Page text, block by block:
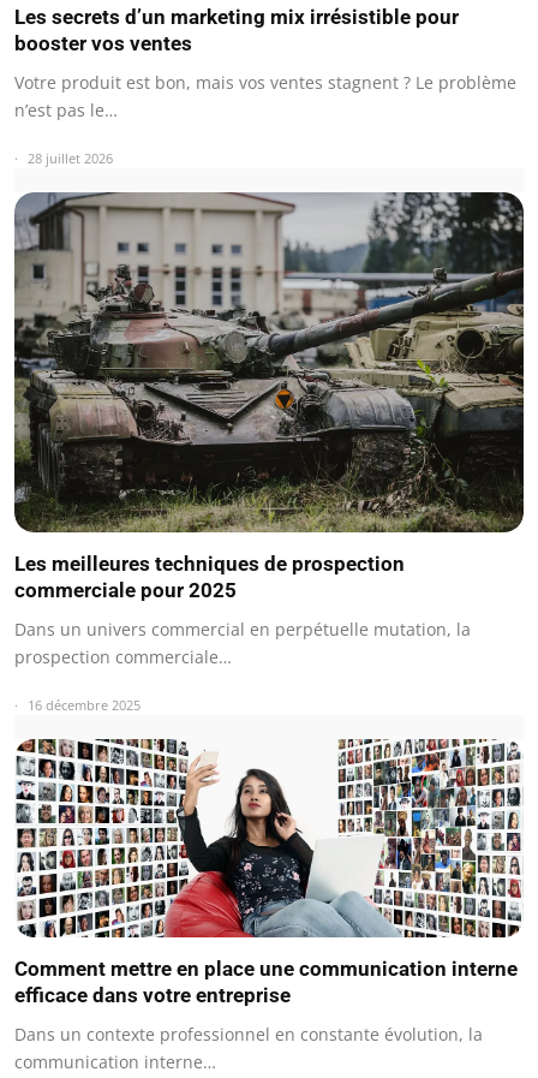
Les secrets d’un marketing mix irrésistible pour
booster vos ventes
Votre produit est bon, mais vos ventes stagnent ? Le problème
n’est pas le…
28 juillet 2026
Les meilleures techniques de prospection
commerciale pour 2025
Dans un univers commercial en perpétuelle mutation, la
prospection commerciale…
16 décembre 2025
Comment mettre en place une communication interne
efficace dans votre entreprise
Dans un contexte professionnel en constante évolution, la
communication interne…